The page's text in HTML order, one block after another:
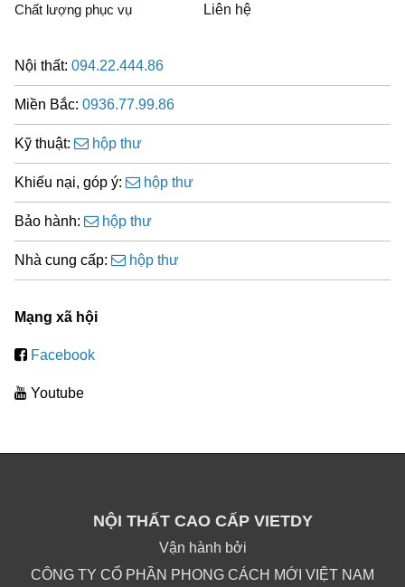
Chất lượng phục vụ Liên hệ
Nội thất: 094.22.444.86
Miền Bắc: 0936.77.99.86
Kỹ thuật: hộp thư
Khiếu nại, góp ý: hộp thư
Bảo hành: hộp thư
Nhà cung cấp: hộp thư
Mạng xã hội
Facebook
Youtube
NỘI THẤT CAO CẤP VIETDY
Vận hành bởi
CÔNG TY CỔ PHẦN PHONG CÁCH MỚI VIỆT NAM